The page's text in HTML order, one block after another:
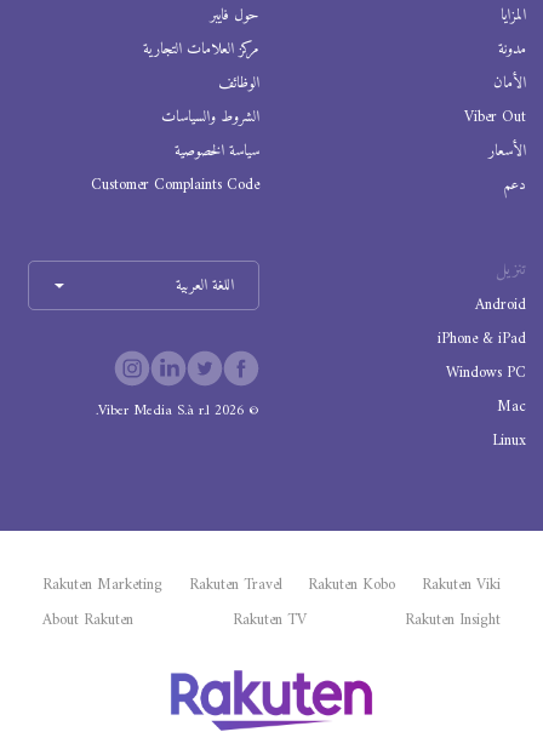
المزايا
مدونة
الأمان
Viber Out
الأسعار
دعم
حول فايبر
مركز العلامات التجارية
الوظائف
الشروط والسياسات
سياسة الخصوصية
Customer Complaints Code
تنزيل
Android
iPhone & iPad
Windows PC
Mac
Linux
اللغة العربية
©
2026
Viber Media S.à r.l.
Rakuten Viki
Rakuten Kobo
Rakuten Travel
Rakuten Marketing
Rakuten Insight
Rakuten TV
About Rakuten